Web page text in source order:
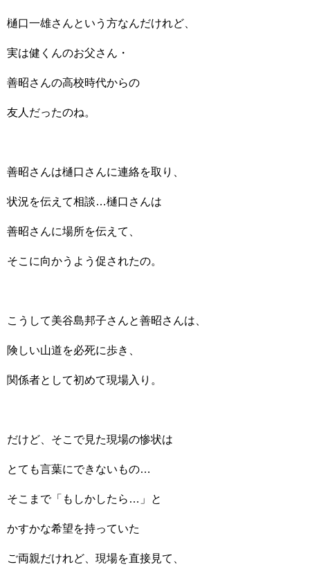
樋口一雄さんという方なんだけれど、
実は健くんのお父さん・
善昭さんの高校時代からの
友人だったのね。
善昭さんは樋口さんに連絡を取り、
状況を伝えて相談…樋口さんは
善昭さんに場所を伝えて、
そこに向かうよう促されたの。
こうして美谷島邦子さんと善昭さんは、
険しい山道を必死に歩き、
関係者として初めて現場入り。
だけど、そこで見た現場の惨状は
とても言葉にできないもの…
そこまで「もしかしたら…」と
かすかな希望を持っていた
ご両親だけれど、現場を直接見て、